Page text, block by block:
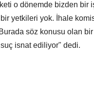
o dönemde bizden bir
yetkileri yok. İhale
söz konusu olan
isnat ediliyor" dedi.